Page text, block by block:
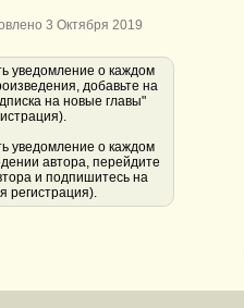
3 Октября 2019
уведомление о каждом
добавьте на
на новые главы"
уведомление о каждом
автора, перейдите
и подпишитесь на
регистрация).